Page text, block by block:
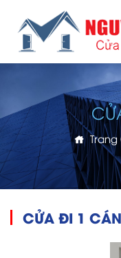
Trang
CỬA ĐI 1